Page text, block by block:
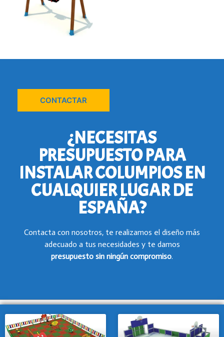
¿NECESITAS
PRESUPUESTO PARA
INSTALAR COLUMPIOS EN
CUALQUIER LUGAR DE
ESPAÑA?
Contacta con nosotros, te realizamos el diseño más
adecuado a tus necesidades y te damos
presupuesto sin ningún compromiso.
CONTACTAR